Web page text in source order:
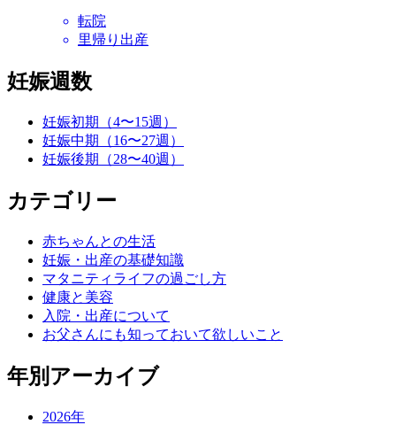
転院
里帰り出産
妊娠週数
妊娠初期（4〜15週）
妊娠中期（16〜27週）
妊娠後期（28〜40週）
カテゴリー
赤ちゃんとの生活
妊娠・出産の基礎知識
マタニティライフの過ごし方
健康と美容
入院・出産について
お父さんにも知っておいて欲しいこと
年別アーカイブ
2026年